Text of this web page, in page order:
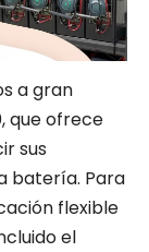
a gran
que ofrece
sus
batería. Para
flexible
el